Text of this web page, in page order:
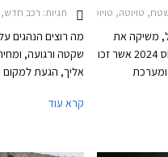
2026, טויוטה יאריס קרוס 2021-2026מחירון רכב
משיקה את
דגמי טויוטה יאריס וטויוטה יאריס קרוס 2024 אשר זכו
תגיות: רכב חדש,
שקטה ורגועה,
אליך, הגעת למקום
מושלם בין חיסכון
קרא עוד